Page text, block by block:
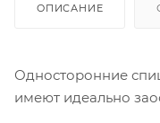
ОПИСАНИЕ
Односторонние
имеют идеально